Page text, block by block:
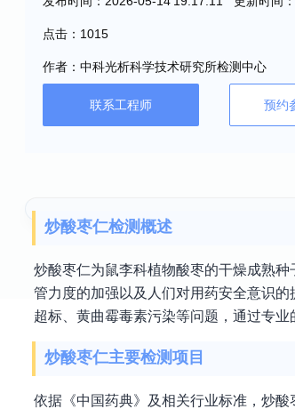
点击：1015
作者：中科光析科学技术研究所检测中心
联系工程师 预约
炒酸枣仁检测概述
炒酸枣仁为鼠李科植物酸枣的干燥成熟
管力度的加强以及人们对用药安全意识的
超标、黄曲霉毒素污染等问题，通过专
炒酸枣仁主要检测项目
依据《中国药典》及相关行业标准，炒